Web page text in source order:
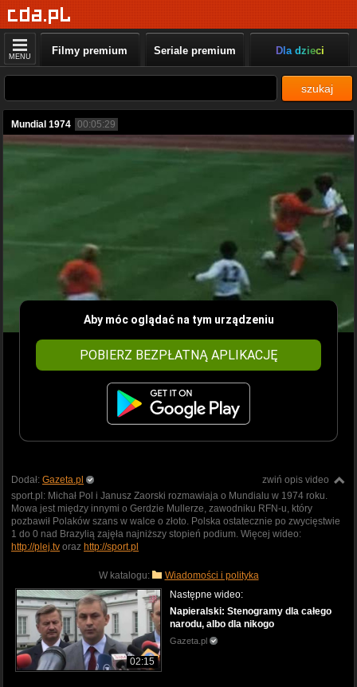
MENU Filmy premium Seriale premium Dla dzieci
szukaj
Mundial 1974 00:05:29
Aby móc oglądać na tym urządzeniu
POBIERZ BEZPŁATNĄ APLIKACJĘ
zwiń opis video
Dodał: Gazeta.pl
sport.pl: Michał Pol i Janusz Zaorski rozmawiaja o Mundialu w 1974 roku.
Mowa jest między innymi o Gerdzie Mullerze, zawodniku RFN-u, który
pozbawił Polaków szans w walce o złoto. Polska ostatecznie po zwycięstwie
1 do 0 nad Brazylią zajęła najniższy stopień podium. Więcej wideo:
http://plej.tv oraz http://sport.pl
W katalogu: Wiadomości i polityka
02:15
Następne wideo:
Napieralski: Stenogramy dla całego
narodu, albo dla nikogo
Gazeta.pl